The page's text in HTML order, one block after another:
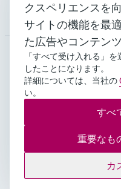
会社情報
JPN •日本語
Copyright ©
ご利用規約データ
販売基本条件/個人情報
クスペリエンスを
サイトの機能を最
た広告やコンテン
「すべて受け入れる」
したことになります。
詳細については、当社の
い。
カ
重要なも
すべ